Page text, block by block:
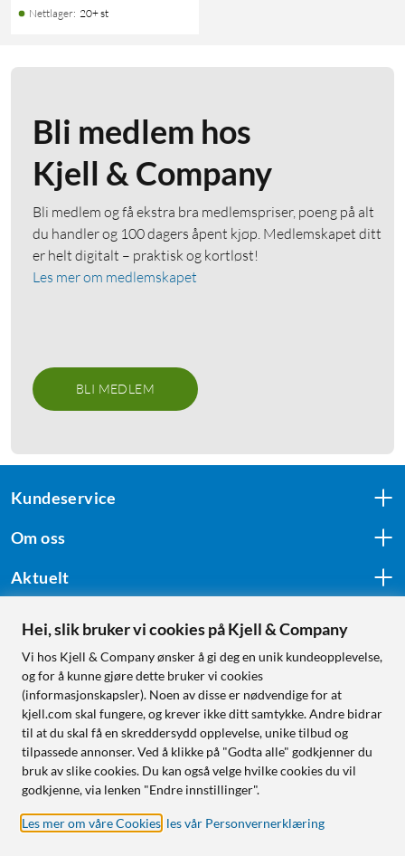
Nettlager: 20+ st
Bli medlem hos
Kjell & Company
Bli medlem og få ekstra bra medlemspriser, poeng på alt
du handler og 100 dagers åpent kjøp. Medlemskapet ditt
er helt digitalt – praktisk og kortløst!
Les mer om medlemskapet
BLI MEDLEM
Kundeservice
Om oss
Aktuelt
Følg oss
Handle fra:
Sverige
Norge
Hei, slik bruker vi cookies på Kjell & Company
Vi hos Kjell & Company ønsker å gi deg en unik kundeopplevelse,
og for å kunne gjøre dette bruker vi cookies
(informasjonskapsler). Noen av disse er nødvendige for at
kjell.com skal fungere, og krever ikke ditt samtykke. Andre bidrar
til at du skal få en skreddersydd opplevelse, unike tilbud og
tilpassede annonser. Ved å klikke på "Godta alle" godkjenner du
bruk av slike cookies. Du kan også velge hvilke cookies du vil
godkjenne, via lenken "Endre innstillinger".
Les mer om våre Cookies les vår Personvernerklæring